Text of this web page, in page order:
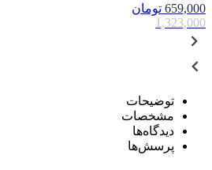
659,000 تومان
1,323,000
توضیحات
مشخصات
دیدگاه‌ها
پرسش‌ها